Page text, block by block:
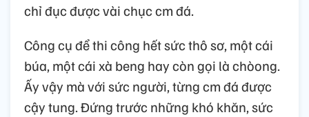
chỉ đục được vài chục cm đá.
Công cụ để thi công hết sức thô sơ, một cái
búa, một cái xà beng hay còn gọi là chòong.
Ấy vậy mà với sức người, từng cm đá được
cậy tung. Đứng trước những khó khăn, sức